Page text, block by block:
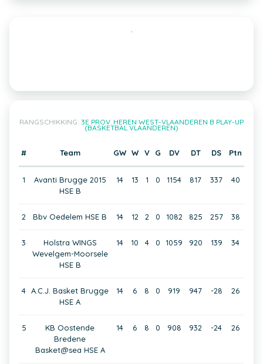
,
RANGSCHIKKING: 3E PROV. HEREN WEST-VLAANDEREN B PLAY-UP
(BASKETBAL VLAANDEREN)
# Team GW W V G DV DT DS Ptn
1
Avanti Brugge 2015
HSE B
14 13 1 0 1154 817 337 40
2 Bbv Oedelem HSE B 14 12 2 0 1082 825 257 38
3
Holstra WINGS
Wevelgem-Moorsele
HSE B
14 10 4 0 1059 920 139 34
4 A.C.J. Basket Brugge
HSE A
14 6 8 0 919 947 -28 26
5
KB Oostende
Bredene
Basket@sea HSE A
14 6 8 0 908 932 -24 26